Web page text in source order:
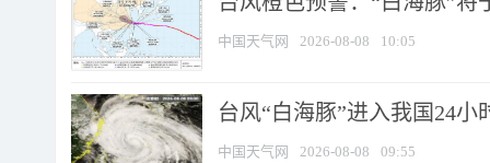
中国天气网 2026-08-08 10:05
台风“白海豚”进入我国24
中国天气网 2026-08-08 09:55